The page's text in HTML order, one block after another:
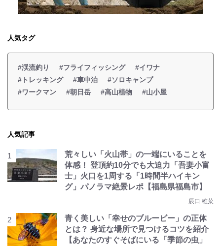
人気タグ
#渓流釣り #フライフィッシング
#イワナ
#トレッキング
#車中泊
#ソロキャンプ
#ワークマン
#朝日岳 #高山植物 #山小屋
人気記事
荒々しい「火山帯」の一端にいることを
体感！ 登頂約10分でも大迫力「吾妻小富
士」火口を1周する「1時間半ハイキン
グ」パノラマ絶景レポ【福島県福島市】
辰口 稚菜
青く美しい「幸せのブルービー」の正体
とは？ 身近な場所で見つけるコツを紹介
【あなたのすぐそばにいる「季節の虫」